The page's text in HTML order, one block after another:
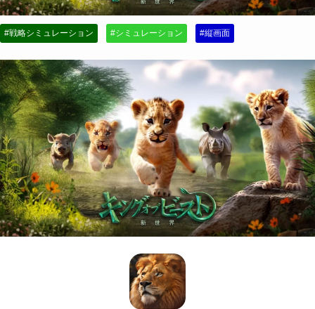
#戦略シミュレーション #シミュレーション #縦画面